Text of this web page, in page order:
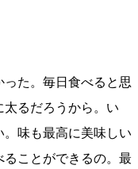
た。毎日食べると思
太るだろうから。い
味も最高に美味しい
ことができるの。最